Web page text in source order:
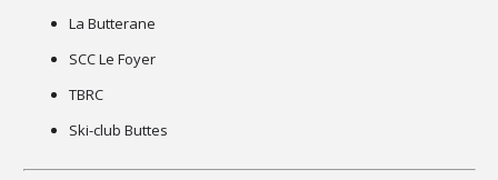
La Butterane
SCC Le Foyer
TBRC
Ski-club Buttes